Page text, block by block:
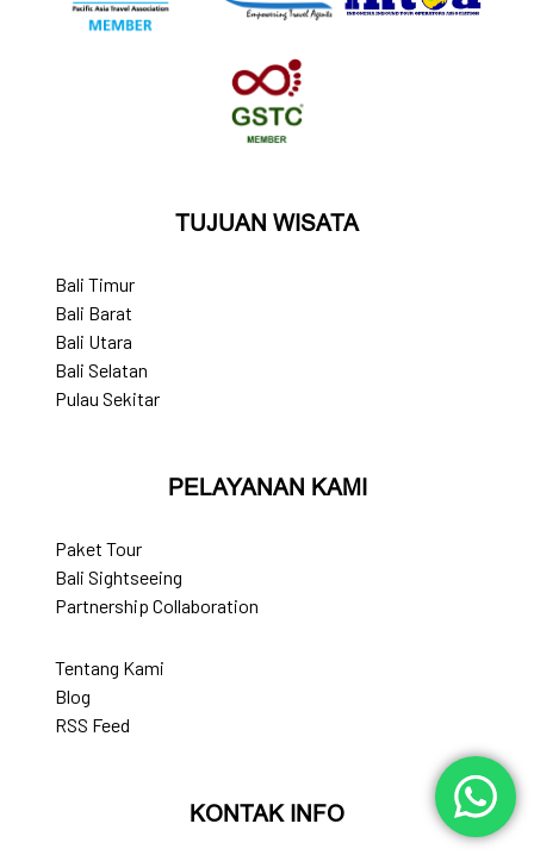
TUJUAN WISATA
Bali Timur
Bali Barat
Bali Utara
Bali Selatan
Pulau Sekitar
PELAYANAN KAMI
Paket Tour
Bali Sightseeing
Partnership Collaboration
Tentang Kami
Blog
RSS Feed
KONTAK INFO